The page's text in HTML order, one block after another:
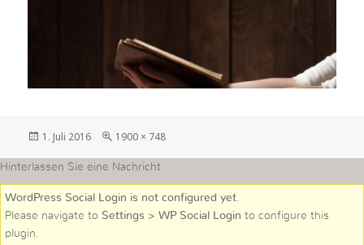
Veröffentlicht
1. Juli 2016
in
Größe
1900 × 748
Hinterlassen Sie eine Nachricht
WordPress Social Login is not configured yet.
Please navigate to Settings > WP Social Login to configure this
plugin.